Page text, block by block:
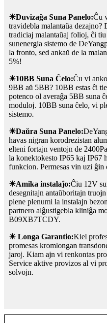
☀Duvizaĝa Suna Panelo:Ĉu
travidebla malantaŭa dezajno?
tradiciaj malantaŭaj folioj, ĉi
sunenergia sistemo de
la fronto, sed ankaŭ de la
5%!
☀10BB Suna Ĉelo:Ĉu vi
9BB aŭ 5BB? 10BB estas ĉi
potenco ol averaĝa 5BB suna
moduloj. 10BB suna ĉelo, vi
sistemo.
☀Daŭra Suna Panelo:
havas nigran korodrezistan
elteni fortajn ventojn de
la konektokesto IP65 kaj IP67
funkcion. Permesas vin uzi ĝin
☀Amika instalaĵo:Ĉiu 12V
desegnitajn antaŭboritajn
plene plenumi la instalajn
partnero alĝustigebla kliniĝa
B09XB7TCDY.
☀ Longa Garantio:Kiel
promesas kromlongan
jaroj. Kiam ajn vi renkontas
Service aktive provizos al vi
solvojn.